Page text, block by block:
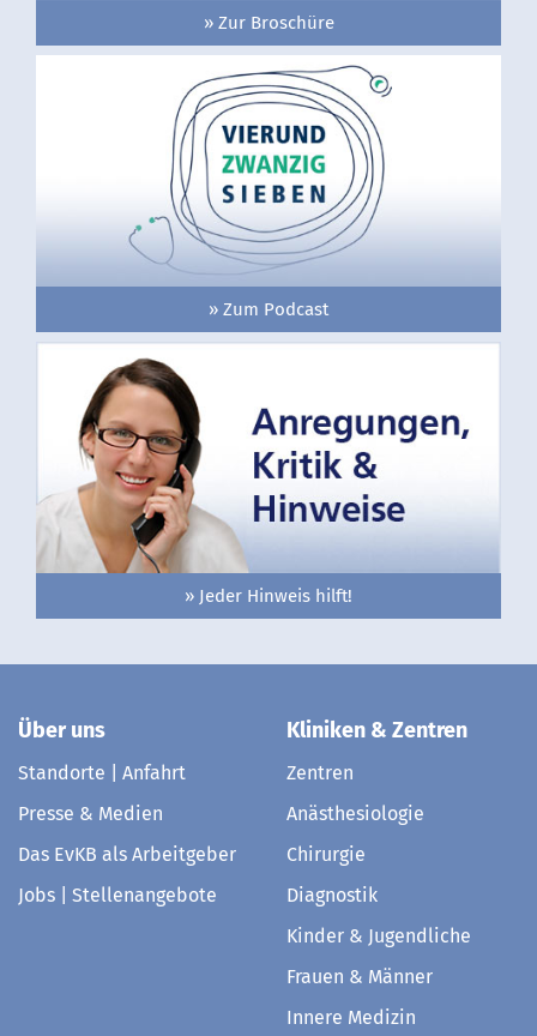
» Zur Broschüre
» Zum Podcast
» Jeder Hinweis hilft!
Über uns
Standorte | Anfahrt
Presse & Medien
Das EvKB als Arbeitgeber
Jobs | Stellenangebote
Kliniken & Zentren
Zentren
Anästhesiologie
Chirurgie
Diagnostik
Kinder & Jugendliche
Frauen & Männer
Innere Medizin